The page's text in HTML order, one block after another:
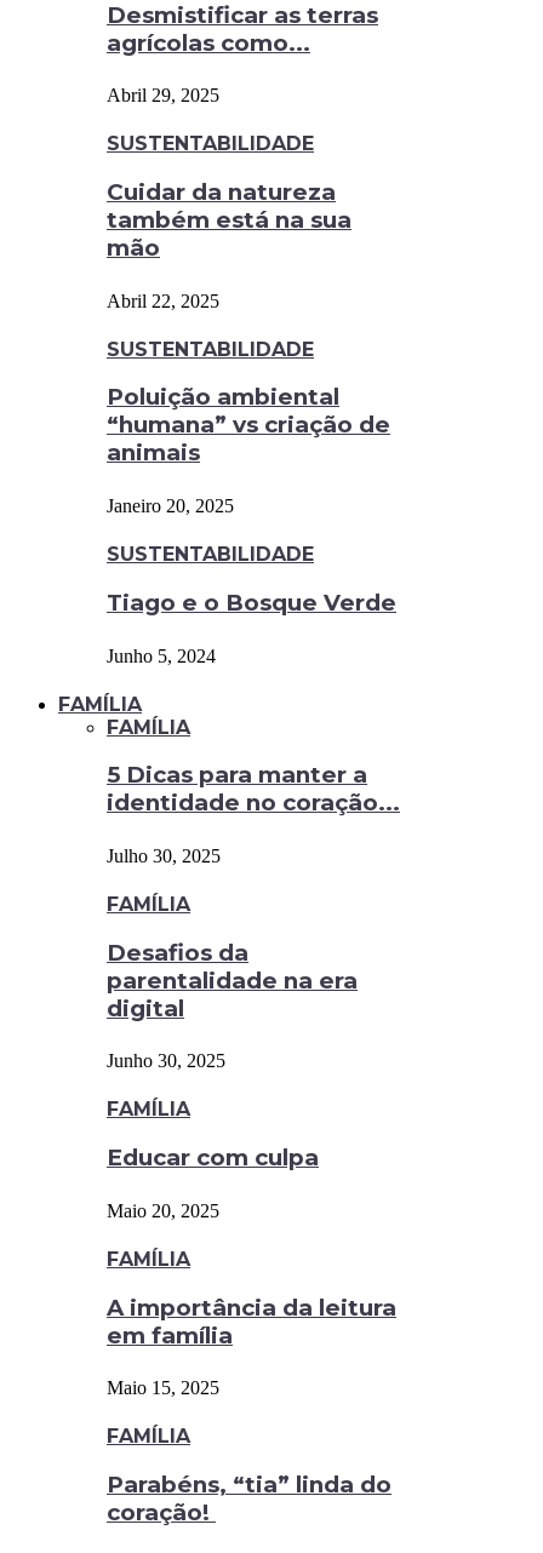
Desmistificar as terras
agrícolas como...
Abril 29, 2025
SUSTENTABILIDADE
Cuidar da natureza
também está na sua
mão
Abril 22, 2025
SUSTENTABILIDADE
Poluição ambiental
“humana” vs criação de
animais
Janeiro 20, 2025
SUSTENTABILIDADE
Tiago e o Bosque Verde
Junho 5, 2024
FAMÍLIA
FAMÍLIA
5 Dicas para manter a
identidade no coração...
Julho 30, 2025
FAMÍLIA
Desafios da
parentalidade na era
digital
Junho 30, 2025
FAMÍLIA
Educar com culpa
Maio 20, 2025
FAMÍLIA
A importância da leitura
em família
Maio 15, 2025
FAMÍLIA
Parabéns, “tia” linda do
coração!